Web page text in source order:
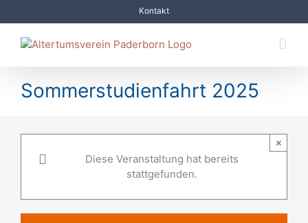
Inhalt
springen
Kontakt
Sommerstudienfahrt 2025
Diese Veranstaltung hat bereits
stattgefunden.
×